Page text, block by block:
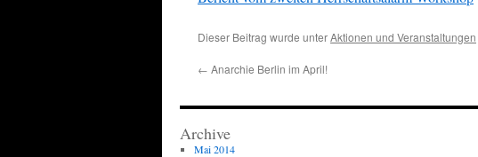
Dieser Beitrag wurde unterAktionen und Veranstaltungen
← Anarchie Berlin im April!
Archive
Mai 2014